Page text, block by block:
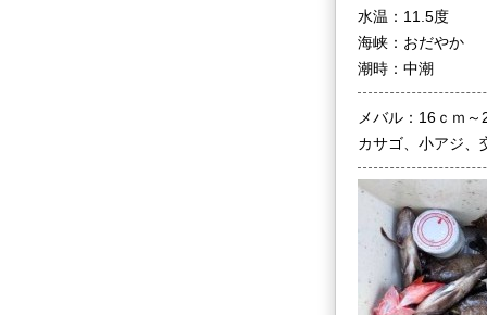
水温：11.5度
海峡：おだやか
潮時：中潮
メバル：16ｃｍ～
カサゴ、小アジ、